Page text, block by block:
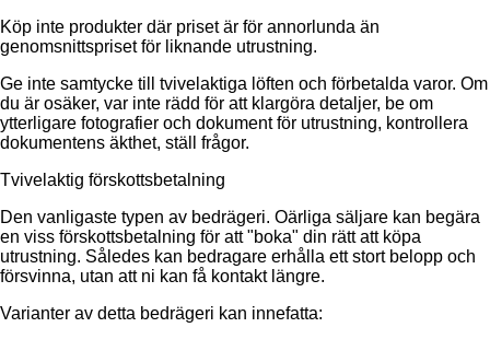
Köp inte produkter där priset är för annorlunda än
genomsnittspriset för liknande utrustning.
Ge inte samtycke till tvivelaktiga löften och förbetalda varor. Om
du är osäker, var inte rädd för att klargöra detaljer, be om
ytterligare fotografier och dokument för utrustning, kontrollera
dokumentens äkthet, ställ frågor.
Tvivelaktig förskottsbetalning
Den vanligaste typen av bedrägeri. Oärliga säljare kan begära
en viss förskottsbetalning för att "boka" din rätt att köpa
utrustning. Således kan bedragare erhålla ett stort belopp och
försvinna, utan att ni kan få kontakt längre.
Varianter av detta bedrägeri kan innefatta: